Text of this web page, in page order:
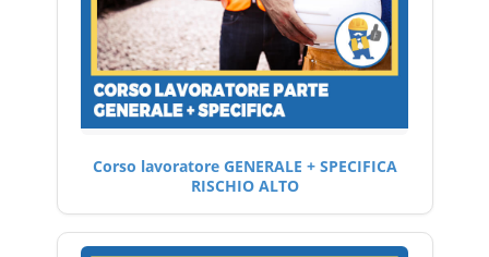
Corso lavoratore GENERALE + SPECIFICA
RISCHIO ALTO